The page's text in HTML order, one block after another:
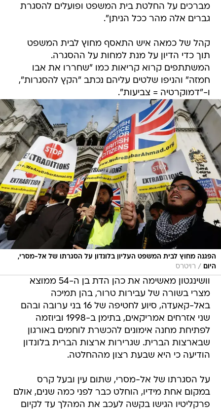
מברכים על החלטת בית המשפט ופועלים להסגרת
גברים אלה מהר ככל הניתן".
קהל של כמאה איש התאסף מחוץ לבית המשפט
תוך כדי הדיון על מנת למחות על ההסגרה.
המשתתפים קרוא קריאות כמו "שחררו את אבו
חמזה" והניפו שלטים עליהם נכתב "הקץ להסגרות",
ו-"דמוקרטיה = צביעות".
הפגנה מחוץ לבית המשפט העליון בלונדון על הסגרתו של אל-מסרי,
היום / רויטרס
וושינגטון מאשימה את כהן הדת בן ה-54 ממוצא
מצרי בשורה של עבירות טרור, בהן תמיכה
באל-קאעדה, סיוע לחטיפה של 16 בני ערובה ובהם
שני אזרחים אמריקאים, בתימן ב-1998 וביוזמה
לפתיחת מחנה אימונים להכשרת לוחמים באורגון
שבארצות הברית. שגרירות ארצות הברית בלונדון
הודיעה כי היא שבעת רצון מההחלטה.
על הסגרתו של אל-מסרי, שתום עין ובעל קרס
במקום אחת מידיו, הוחלט כבר לפני כמה שנים, אולם
פרקליטיו הגישו בקשה לעכב את המהלך עד לקיום